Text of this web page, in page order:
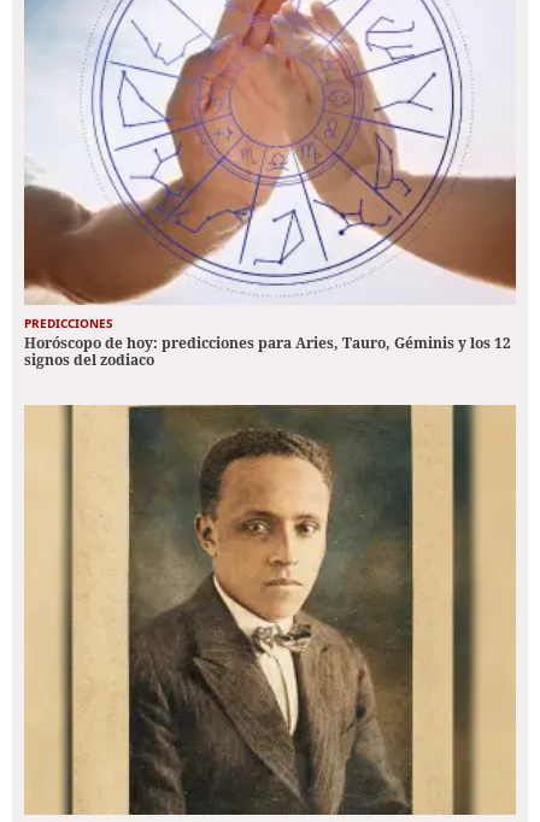
PREDICCIONES
Horóscopo de hoy: predicciones para Aries, Tauro, Géminis y los 12
signos del zodiaco